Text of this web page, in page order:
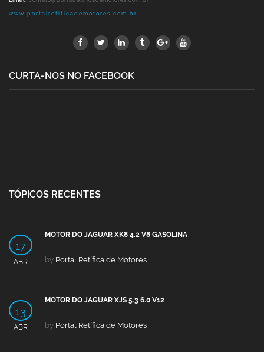
www.portalretificademotores.com.br
CURTA-NOS NO FACEBOOK
TÓPICOS RECENTES
17
ABR
MOTOR DO JAGUAR XK8 4.2 V8 GASOLINA
by Portal Retífica de Motores
13
ABR
MOTOR DO JAGUAR XJS 5.3 6.0 V12
by Portal Retífica de Motores